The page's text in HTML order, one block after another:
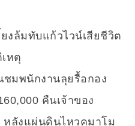
ยงล้มทับแก้วไวน์เสียชีวิต
หตุ
ชมพนักงานลุยรื้อกอง
คืนเจ้าของ
ลังแผ่นดินไหวคุมาโม